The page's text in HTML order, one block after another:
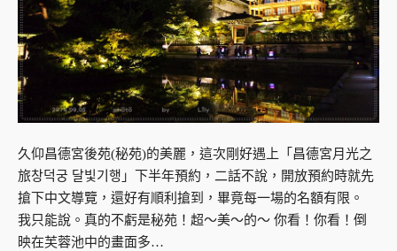
久仰昌德宮後苑(秘苑)的美麗，這次剛好遇上「昌德宮月光之
旅창덕궁 달빛기행」下半年預約，二話不說，開放預約時就先
搶下中文導覽，還好有順利搶到，畢竟每一場的名額有限。
我只能說。真的不虧是秘苑！超～美～的～ 你看！你看！倒
映在芙蓉池中的畫面多…